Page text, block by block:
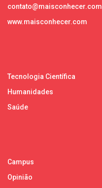
contato@maisconhecer.com
www.maisconhecer.com
Tecnologia Científica
Humanidades
Saúde
Campus
Opinião